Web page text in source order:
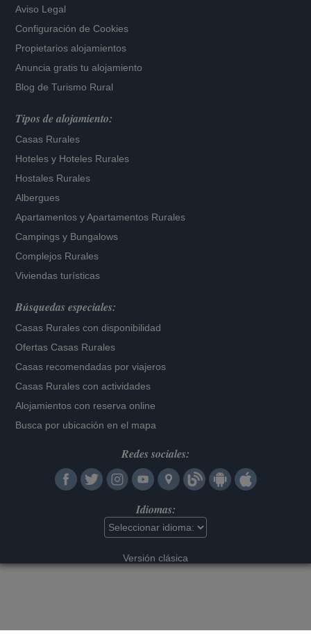
Aviso Legal
Configuración de Cookies
Propietarios alojamientos
Anuncia gratis tu alojamiento
Blog de Turismo Rural
Tipos de alojamiento:
Casas Rurales
Hoteles y Hoteles Rurales
Hostales Rurales
Albergues
Apartamentos yApartamentos Rurales
Campings y Bungalows
Complejos Rurales
Viviendas turísticas
Búsquedas especiales:
Casas Rurales con disponibilidad
Ofertas Casas Rurales
Casas recomendadas por viajeros
Casas Rurales con actividades
Alojamientos con reserva online
Busca por ubicación en el mapa
Redes sociales:
Idiomas:
Versión clásica